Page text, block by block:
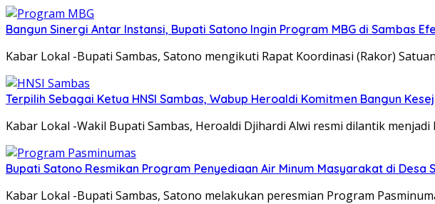
Bangun Sinergi Antar Instansi, Bupati Satono Ingin Program MBG di Sambas
Kabar Lokal -Bupati Sambas, Satono mengikuti Rapat Koordinasi (Rakor)
Terpilih Sebagai Ketua HNSI Sambas, Wabup Heroaldi Komitmen Bangun
Kabar Lokal -Wakil Bupati Sambas, Heroaldi Djihardi Alwi resmi dilantik
Bupati Satono Resmikan Program Penyediaan Air Minum Masyarakat di Desa
Kabar Lokal -Bupati Sambas, Satono melakukan peresmian Program